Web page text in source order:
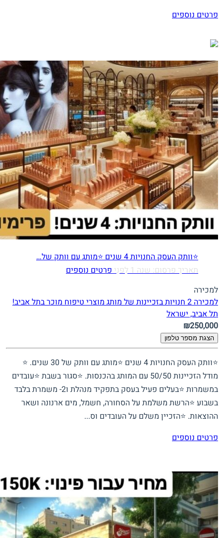
פרטים נוספים
⭐וותק העסק החנויות 4 שנים ⭐מותג עם וותק של…
תאריך פרסום: שנה 1 לִפנֵי
פרטים נוספים
למכירה
למכירה 2 חנויות בזכיינות של מותג מוצרי טיפוח מוכר בתל אביב!
תל אביב, ישראל
₪250,000
הצגת מספר טלפון
⭐וותק העסק החנויות 4 שנים ⭐מותג עם וותק של 30 שנים. ⭐
מודל הזכיינות 50/50 עם המותג בהכנסות. ⭐סגור בשבת ⭐עובדים
במשמרות ⭐בעלים פעיל בעסק בתפקיד מנהלת ו2- משמרת בלבד
בשבוע ⭐הרשת משלמת על הסחורה, חשמל, מים ארנונה ושאר
ההוצאות. ⭐הזכיין משלם על העובדים וס...
פרטים נוספים